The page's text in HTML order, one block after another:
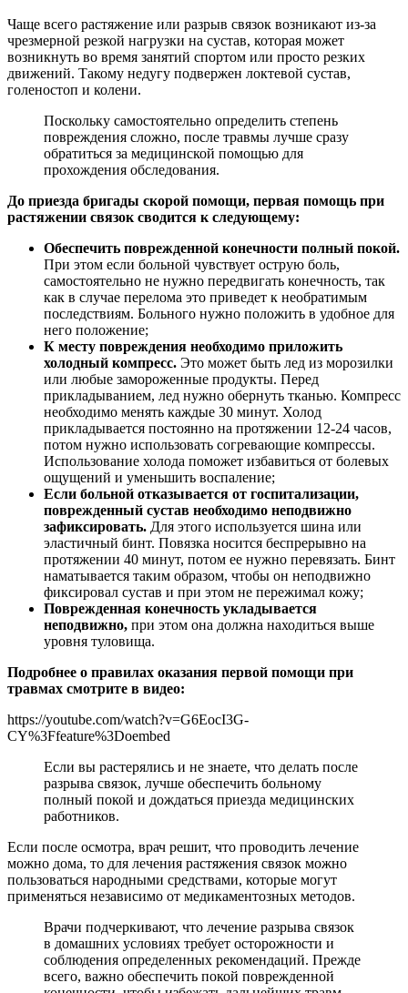
Чаще всего растяжение или разрыв связок возникают из-за
чрезмерной резкой нагрузки на сустав, которая может
возникнуть во время занятий спортом или просто резких
движений. Такому недугу подвержен локтевой сустав,
голеностоп и колени.
Поскольку самостоятельно определить степень
повреждения сложно, после травмы лучше сразу
обратиться за медицинской помощью для
прохождения обследования.
До приезда бригады скорой помощи, первая помощь при
растяжении связок сводится к следующему:
Обеспечить поврежденной конечности полный покой.
При этом если больной чувствует острую боль,
самостоятельно не нужно передвигать конечность, так
как в случае перелома это приведет к необратимым
последствиям. Больного нужно положить в удобное для
него положение;
К месту повреждения необходимо приложить
холодный компресс. Это может быть лед из морозилки
или любые замороженные продукты. Перед
прикладыванием, лед нужно обернуть тканью. Компресс
необходимо менять каждые 30 минут. Холод
прикладывается постоянно на протяжении 12-24 часов,
потом нужно использовать согревающие компрессы.
Использование холода поможет избавиться от болевых
ощущений и уменьшить воспаление;
Если больной отказывается от госпитализации,
поврежденный сустав необходимо неподвижно
зафиксировать. Для этого используется шина или
эластичный бинт. Повязка носится беспрерывно на
протяжении 40 минут, потом ее нужно перевязать. Бинт
наматывается таким образом, чтобы он неподвижно
фиксировал сустав и при этом не пережимал кожу;
Поврежденная конечность укладывается
неподвижно, при этом она должна находиться выше
уровня туловища.
Подробнее о правилах оказания первой помощи при
травмах смотрите в видео:
https://youtube.com/watch?v=G6EocI3G-
CY%3Ffeature%3Doembed
Если вы растерялись и не знаете, что делать после
разрыва связок, лучше обеспечить больному
полный покой и дождаться приезда медицинских
работников.
Если после осмотра, врач решит, что проводить лечение
можно дома, то для лечения растяжения связок можно
пользоваться народными средствами, которые могут
применяться независимо от медикаментозных методов.
Врачи подчеркивают, что лечение разрыва связок
в домашних условиях требует осторожности и
соблюдения определенных рекомендаций. Прежде
всего, важно обеспечить покой поврежденной